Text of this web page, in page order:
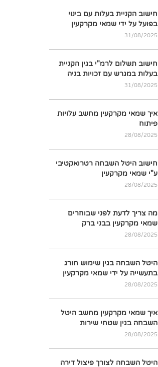
חישוב הקניית בעלות עם בינוי
בפועל על ידי שמאי מקרקעין
31/08/2025
חישוב תשלום לרמ"י בגין הקניית
בעלות במגרש עם זכויות בניה
31/08/2025
איך שמאי מקרקעין מחשב עלויות
פיתוח
28/08/2025
חישוב היטל השבחה רטרואקטיבי
ע"י שמאי מקרקעין
28/08/2025
מה צריך לדעת לפני שבוחרים
שמאי מקרקעין בבני ברק
28/08/2025
היטל השבחה בגין שימוש חורג
בתעשייה על ידי שמאי מקרקעין
28/08/2025
איך שמאי מקרקעין מחשב היטל
השבחה בגין שטחי שירות
28/08/2025
היטל השבחה לצורך פיצול דירה